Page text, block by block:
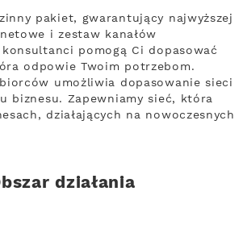
pakiet, gwarantujący najwyższej
i zestaw kanałów
pomogą Ci dopasować
odpowie Twoim potrzebom.
umożliwia dopasowanie sieci
biznesu. Zapewniamy sieć, która
działających na nowoczesnych
działania